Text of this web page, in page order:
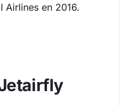
Airlines en 2016.